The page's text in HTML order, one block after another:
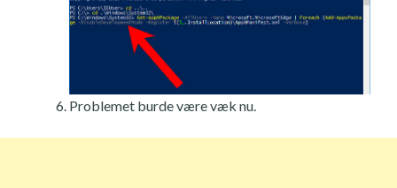
Problemet burde være væk nu.